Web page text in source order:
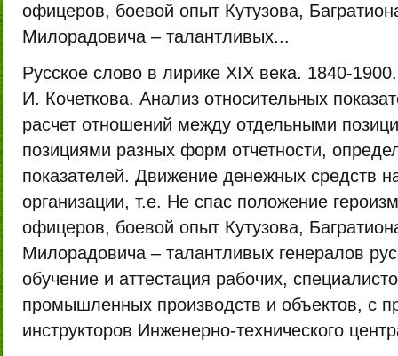
офицеров, боевой опыт Кутузова,
Милорадовича – талантливых...
Русское слово в лирике XIX века. 1840-
И. Кочеткова. Анализ относительных
расчет отношений между отдельными
позициями разных форм отчетности,
показателей. Движение де­нежных средств
организации, т.е. Не спас положение
офицеров, боевой опыт Кутузова,
Милорадовича – талантливых генералов
обучение и аттестация рабочих,
промышленных производств и объектов, с
инструкторов Инженерно-технического